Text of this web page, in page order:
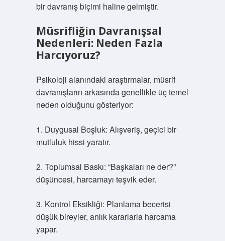
bir davranış biçimi haline gelmiştir.
Müsrifliğin Davranışsal
Nedenleri: Neden Fazla
Harcıyoruz?
Psikoloji alanındaki araştırmalar, müsrif
davranışların arkasında genellikle üç temel
neden olduğunu gösteriyor:
1. Duygusal Boşluk: Alışveriş, geçici bir
mutluluk hissi yaratır.
2. Toplumsal Baskı: “Başkaları ne der?”
düşüncesi, harcamayı teşvik eder.
3. Kontrol Eksikliği: Planlama becerisi
düşük bireyler, anlık kararlarla harcama
yapar.